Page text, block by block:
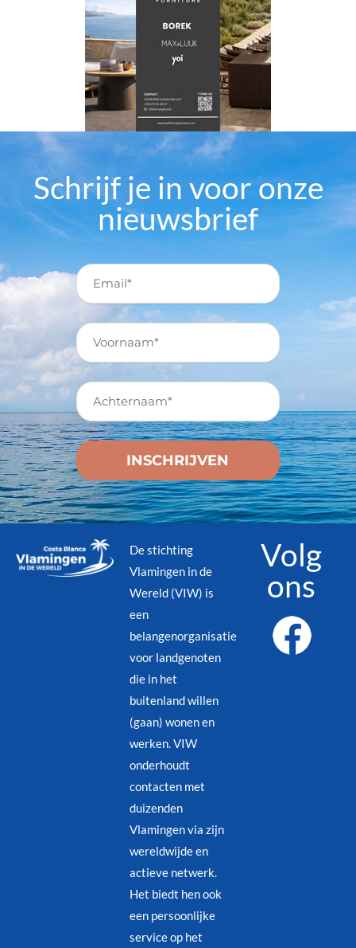
Schrijf je in voor onze
nieuwsbrief
De stichting
Vlamingen in de
Wereld (VIW) is
een
belangenorganisatie
voor landgenoten
die in het
buitenland willen
(gaan) wonen en
werken. VIW
onderhoudt
contacten met
duizenden
Vlamingen via zijn
wereldwijde en
actieve netwerk.
Het biedt hen ook
een persoonlijke
service op het
Volg
ons